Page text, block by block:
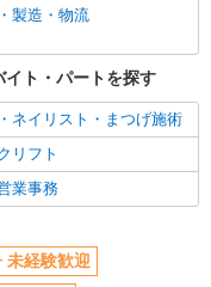
製造・物流
ト・パートを探す
ネイリスト・まつげ施術
リフト
業事務
未経験歓迎